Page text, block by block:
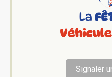
Signaler